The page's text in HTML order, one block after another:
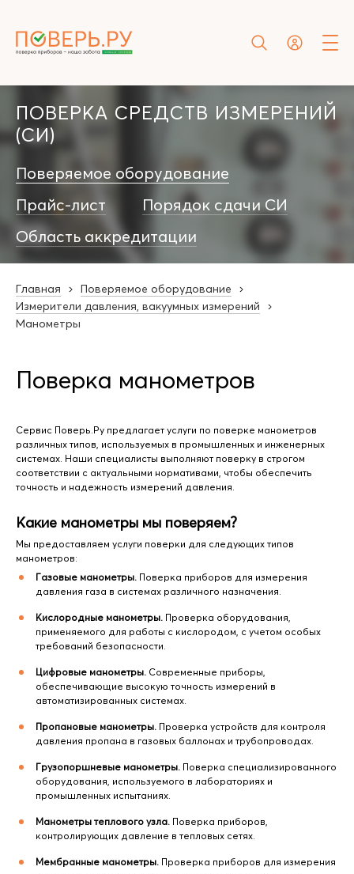
ПОВЕРКА СРЕДСТВ ИЗМЕРЕНИЙ
(СИ)
Поверяемое оборудование
Прайс-лист
Порядок сдачи СИ
Область аккредитации
Главная
Поверяемое оборудование
Измерители давления, вакуумных измерений
Манометры
Поверка манометров
Сервис Поверь.Ру предлагает услуги по поверке манометров
различных типов, используемых в промышленных и инженерных
системах. Наши специалисты выполняют поверку в строгом
соответствии с актуальными нормативами, чтобы обеспечить
точность и надежность измерений давления.
Какие манометры мы поверяем?
Мы предоставляем услуги поверки для следующих типов
манометров:
Газовые манометры. Поверка приборов для измерения
давления газа в системах различного назначения.
Кислородные манометры. Проверка оборудования,
применяемого для работы с кислородом, с учетом особых
требований безопасности.
Цифровые манометры. Современные приборы,
обеспечивающие высокую точность измерений в
автоматизированных системах.
Пропановые манометры. Проверка устройств для контроля
давления пропана в газовых баллонах и трубопроводах.
Грузопоршневые манометры. Поверка специализированного
оборудования, используемого в лабораториях и
промышленных испытаниях.
Манометры теплового узла. Поверка приборов,
контролирующих давление в тепловых сетях.
Мембранные манометры. Проверка приборов для измерения